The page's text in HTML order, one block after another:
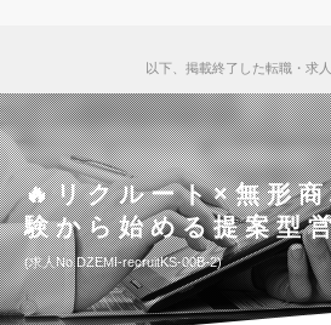
以下、掲載終了した転職・求人
🔥リクルート×無形
験から始める提案型
求人No.DZEMI-recruitKS-00B-2